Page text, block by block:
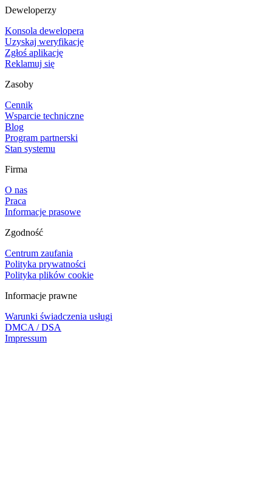
Deweloperzy
Konsola dewelopera
Uzyskaj weryfikację
Zgłoś aplikację
Reklamuj się
Zasoby
Cennik
Wsparcie techniczne
Blog
Program partnerski
Stan systemu
Firma
O nas
Praca
Informacje prasowe
Zgodność
Centrum zaufania
Polityka prywatności
Polityka plików cookie
Informacje prawne
Warunki świadczenia usługi
DMCA / DSA
Impressum